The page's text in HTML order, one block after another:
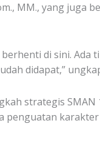
MM., yang
di sini.
didapat,”
strategis
penguatan